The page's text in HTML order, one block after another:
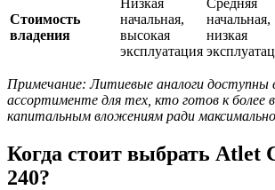
Стоимость
владения
начальная,
высокая
эксплуатация
начальная,
низкая
Примечание: Литиевые аналоги доступны
ассортименте для тех, кто готов к более
капитальным вложениям ради
Когда стоит выбрать Atlet
240?